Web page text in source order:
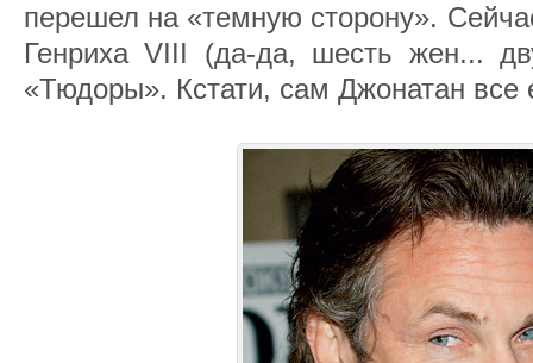
перешел на «темную сторону».
Генриха VIII (да-да, шесть жен...
«Тюдоры». Кстати, сам Джонатан все